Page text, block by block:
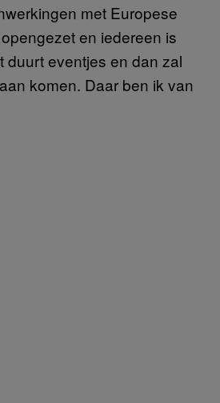
met Europese
en iedereen is
duurt eventjes en dan zal
komen. Daar ben ik van